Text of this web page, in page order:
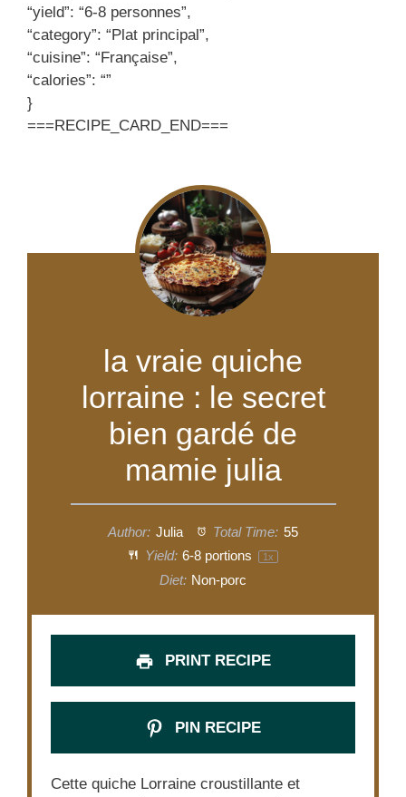
“yield”: “6-8 personnes”,
“category”: “Plat principal”,
“cuisine”: “Française”,
“calories”: “”
}
===RECIPE_CARD_END===
la vraie quiche
lorraine : le secret
bien gardé de
mamie julia
Author: Julia Total Time: 55
Yield: 6-8 portions 1x
Diet: Non-porc
PRINT RECIPE
PIN RECIPE
Cette quiche Lorraine croustillante et